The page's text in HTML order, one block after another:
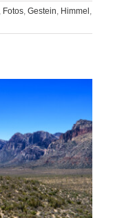
, Fotos, Gestein, Himmel ,